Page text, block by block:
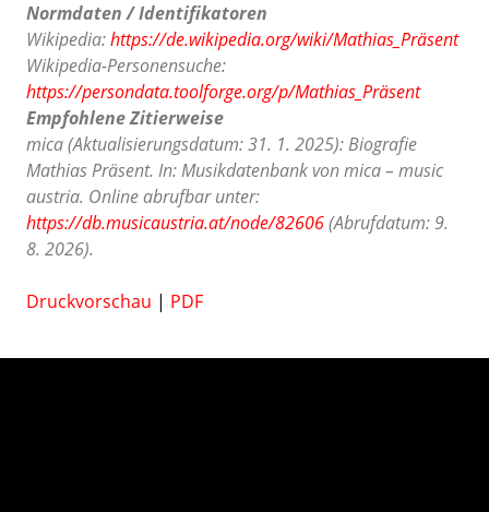
Normdaten / Identifikatoren
Wikipedia:https://de.wikipedia.org/wiki/Mathias_Präsent
Wikipedia-Personensuche:
https://persondata.toolforge.org/p/Mathias_Präsent
Empfohlene Zitierweise
mica (Aktualisierungsdatum: 31. 1. 2025): Biografie
Mathias Präsent. In: Musikdatenbank von mica – music
austria. Online abrufbar unter:
https://db.musicaustria.at/node/82606(Abrufdatum: 9.
8. 2026).
Druckvorschau | PDF